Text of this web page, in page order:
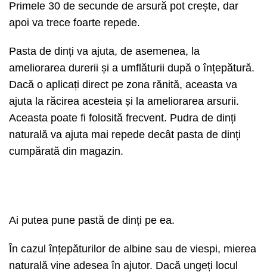
Primele 30 de secunde de arsură pot crește, dar
apoi va trece foarte repede.
Pasta de dinți va ajuta, de asemenea, la
ameliorarea durerii și a umflăturii după o înțepătură.
Dacă o aplicați direct pe zona rănită, aceasta va
ajuta la răcirea acesteia și la ameliorarea arsurii.
Aceasta poate fi folosită frecvent. Pudra de dinți
naturală va ajuta mai repede decât pasta de dinți
cumpărată din magazin.
Ai putea pune pastă de dinți pe ea.
În cazul înțepăturilor de albine sau de viespi, mierea
naturală vine adesea în ajutor. Dacă ungeți locul